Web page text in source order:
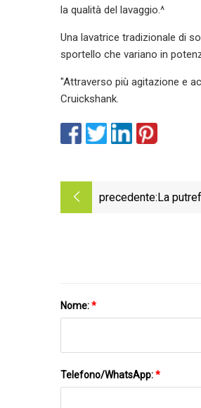
la qualità del lavaggio.^
Una lavatrice tradizionale di
sportello che variano in
"Attraverso più agitazione e
Cruickshank.
precedente:La
Nome:*
Telefono/WhatsApp:*